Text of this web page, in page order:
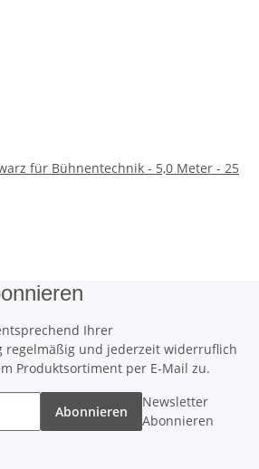
für Bühnentechnik - 5,0 Meter - 25
Ihrer
regelmäßig und jederzeit widerruflich
Produktsortiment per E-Mail zu.
Abonnieren
Newsletter
Abonnieren